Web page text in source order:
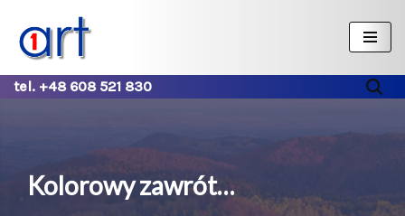
Przejdź
do
treści
tel. +48 608 521 830
Kolorowy zawrót…